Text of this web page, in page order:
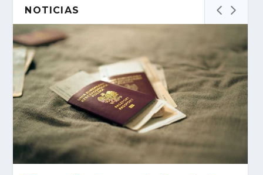
NOTICIAS